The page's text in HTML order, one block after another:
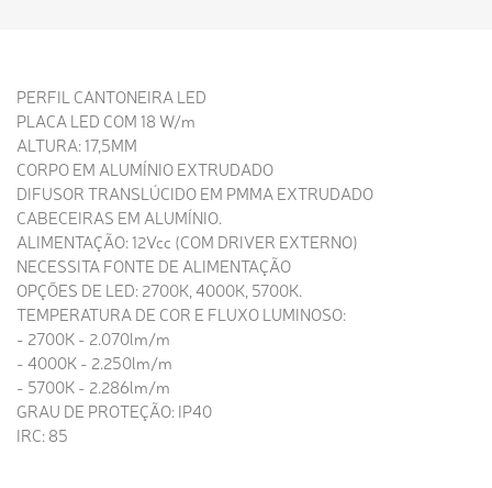
PERFIL CANTONEIRA LED
PLACA LED COM 18 W/m
ALTURA: 17,5MM
CORPO EM ALUMÍNIO EXTRUDADO
DIFUSOR TRANSLÚCIDO EM PMMA EXTRUDADO
CABECEIRAS EM ALUMÍNIO.
ALIMENTAÇÃO: 12Vcc (COM DRIVER EXTERNO)
NECESSITA FONTE DE ALIMENTAÇÃO
OPÇÕES DE LED: 2700K, 4000K, 5700K.
TEMPERATURA DE COR E FLUXO LUMINOSO:
- 2700K - 2.070lm/m
- 4000K - 2.250lm/m
- 5700K - 2.286lm/m
GRAU DE PROTEÇÃO: IP40
IRC: 85